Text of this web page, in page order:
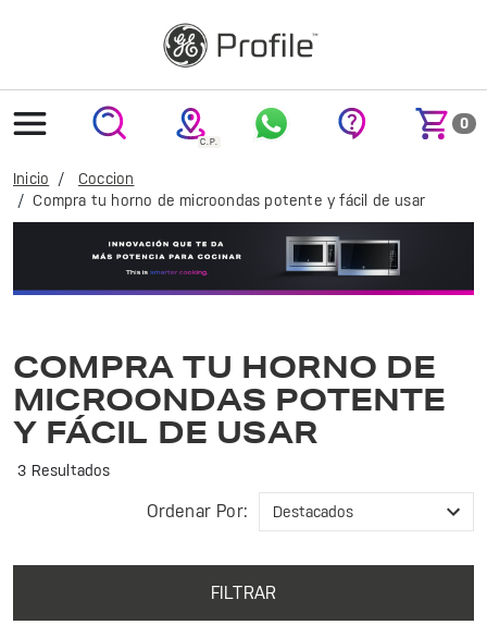
0
Inicio
Coccion
Compra tu horno de microondas potente y fácil de usar
COMPRA TU HORNO DE
MICROONDAS POTENTE
Y FÁCIL DE USAR
3 Resultados
Ordenar Por:
FILTRAR